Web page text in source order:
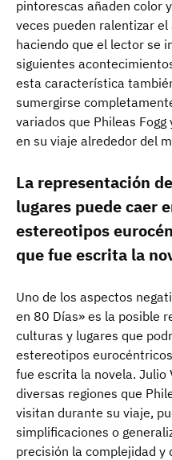
pintorescas añaden color
veces pueden ralentizar
haciendo que el lector se
siguientes
esta característica
sumergirse
variados que Phileas
en su viaje alrededor del
La representación
lugares puede caer
estereotipos
que fue escrita la
Uno de los aspectos
en 80 Días» es la posible
culturas y lugares que
estereotipos
fue escrita la novela. Julio
diversas regiones que
visitan durante su viaje,
simplificaciones o
precisión la complejidad y